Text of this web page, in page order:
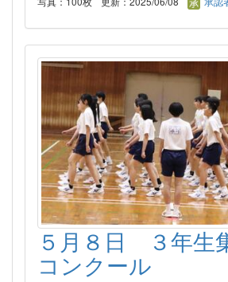
５月８日 ３年生
コンクール